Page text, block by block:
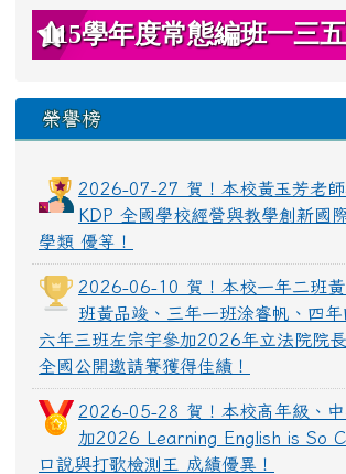
115學年度常態編班一三
榮譽榜
2026-07-27 賀！本校黃玉芳老
KDP 全國學校經營與教學創新國
學類 優等！
2026-06-10 賀！本校一年二班黃
班黃品竣、三年一班涂睿帆、四年
六年三班左宗宇參加2026年立法院院
全國公開邀請賽獲得佳績！
2026-05-28 賀！本校高年級、
加2026 Learning English is So
口說與打歌檢測王 成績優異！